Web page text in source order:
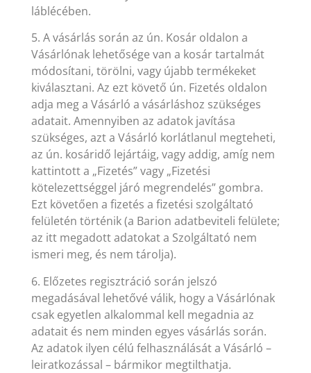
láblécében.
5. A vásárlás során az ún. Kosár oldalon a
Vásárlónak lehetősége van a kosár tartalmát
módosítani, törölni, vagy újabb termékeket
kiválasztani. Az ezt követő ún. Fizetés oldalon
adja meg a Vásárló a vásárláshoz szükséges
adatait. Amennyiben az adatok javítása
szükséges, azt a Vásárló korlátlanul megteheti,
az ún. kosáridő lejártáig, vagy addig, amíg nem
kattintott a „Fizetés” vagy „Fizetési
kötelezettséggel járó megrendelés” gombra.
Ezt követően a fizetés a fizetési szolgáltató
felületén történik (a Barion adatbeviteli felülete;
az itt megadott adatokat a Szolgáltató nem
ismeri meg, és nem tárolja).
6. Előzetes regisztráció során jelszó
megadásával lehetővé válik, hogy a Vásárlónak
csak egyetlen alkalommal kell megadnia az
adatait és nem minden egyes vásárlás során.
Az adatok ilyen célú felhasználását a Vásárló –
leiratkozással – bármikor megtilthatja.